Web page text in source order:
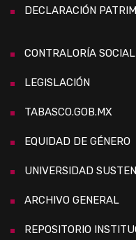
DECLARACIÓN
CONTRALORÍA
LEGISLACIÓN
TABASCO.GOB.MX
EQUIDAD DE GÉNERO
UNIVERSIDAD
ARCHIVO GENERAL
REPOSITORIO